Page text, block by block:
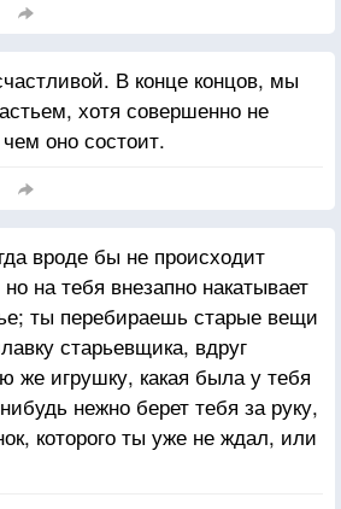
В конце концов, мы
хотя совершенно не
оно состоит.
вроде бы не происходит
на тебя внезапно накатывает
ты перебираешь старые вещи
старьевщика, вдруг
же игрушку, какая была у тебя
нежно берет тебя за руку,
которого ты уже не ждал, или
хорошее, или твой ребенок